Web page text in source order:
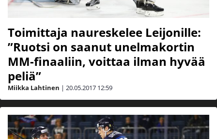
Toimittaja naureskelee Leijonille:
”Ruotsi on saanut unelmakortin
MM-finaaliin, voittaa ilman hyvää
peliä”
Miikka Lahtinen | 20.05.2017 12:59